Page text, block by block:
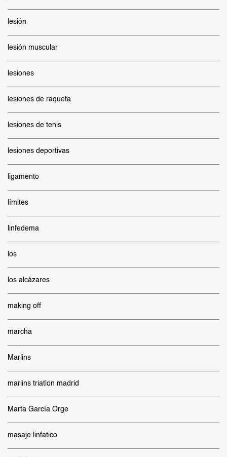
lesión
lesión muscular
lesiones
lesiones de raqueta
lesiones de tenis
lesiones deportivas
ligamento
límites
linfedema
los
los alcázares
making off
marcha
Marlins
marlins triatlon madrid
Marta García Orge
masaje linfatico